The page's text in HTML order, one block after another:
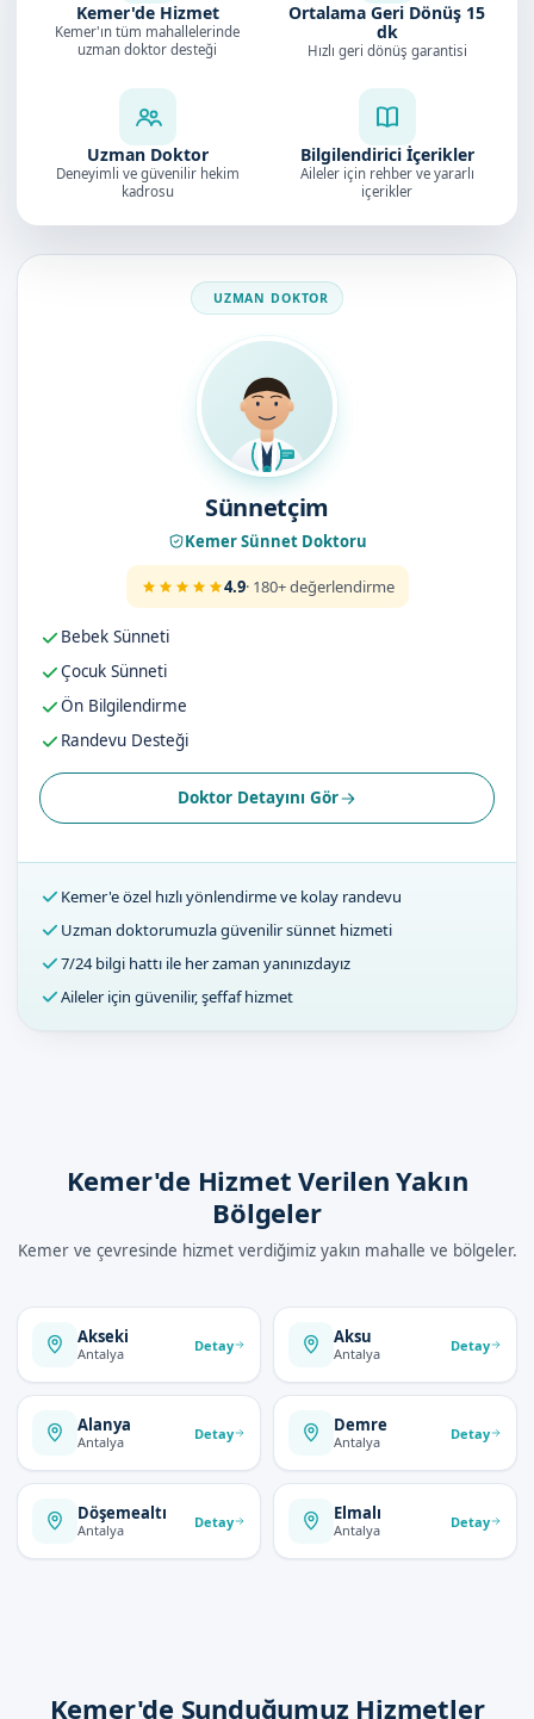
Kemer'de Hizmet
Kemer'ın tüm mahallelerinde
uzman doktor desteği
Ortalama Geri Dönüş 15
dk
Hızlı geri dönüş garantisi
Uzman Doktor
Deneyimli ve güvenilir hekim
kadrosu
Bilgilendirici İçerikler
Aileler için rehber ve yararlı
içerikler
Doktorumuz
Sünnetçim
Kemer Sünnet Doktoru
4.9· 180+ değerlendirme
Bebek Sünneti
Çocuk Sünneti
Ön Bilgilendirme
Randevu Desteği
Doktor Detayını Gör
Kemer'e özel hızlı yönlendirme ve kolay randevu
Uzman doktorumuzla güvenilir sünnet hizmeti
7/24 bilgi hattı ile her zaman yanınızdayız
Aileler için güvenilir, şeffaf hizmet
Kemer'de Hizmet Verilen Yakın
Bölgeler
Kemer ve çevresinde hizmet verdiğimiz yakın mahalle ve bölgeler.
Akseki
Antalya Detay Aksu
Antalya Detay
Alanya
Antalya Detay Demre
Antalya Detay
Döşemealtı
Antalya Detay Elmalı
Antalya Detay
Kemer'de Sunduğumuz Hizmetler